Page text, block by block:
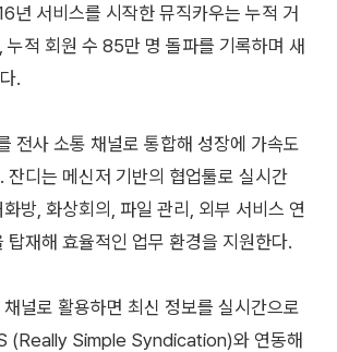
년 서비스를 시작한 뮤직카우는 누적 거
적 회원 수 85만 명 돌파를 기록하며 새
.
전사 소통 채널로 통합해 성장에 가속도
잔디는 메신저 기반의 협업툴로 실시간
방, 화상회의, 파일 관리, 외부 서비스 연
탑재해 효율적인 업무 환경을 지원한다.
널로 활용하면 최신 정보를 실시간으로
(Really Simple Syndication)와 연동해